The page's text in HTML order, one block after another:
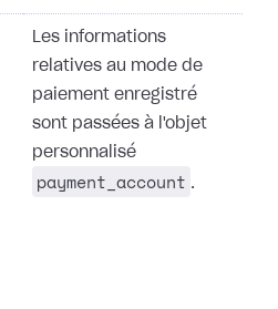
Les informations
relatives au mode de
paiement enregistré
sont passées à l'objet
personnalisé
payment_account .